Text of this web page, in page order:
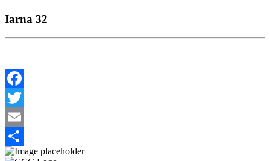
Iarna 32
Facebook
Twitter
Email
Share